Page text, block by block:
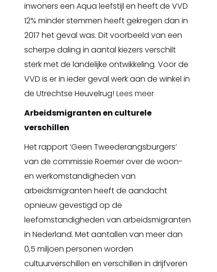
inwoners een Aqua leefstijl en heeft de VVD
12% minder stemmen heeft gekregen dan in
2017 het geval was. Dit voorbeeld van een
scherpe daling in aantal kiezers verschilt
sterk met de landelijke ontwikkeling. Voor de
VVD is er in ieder geval werk aan de winkel in
de Utrechtse Heuvelrug! Lees meer
Arbeidsmigranten en culturele
verschillen
Het rapport ‘Geen Tweederangsburgers’
van de commissie Roemer over de woon-
en werkomstandigheden van
arbeidsmigranten heeft de aandacht
opnieuw gevestigd op de
leefomstandigheden van arbeidsmigranten
in Nederland. Met aantallen van meer dan
0,5 miljoen personen worden
cultuurverschillen en verschillen in drijfveren